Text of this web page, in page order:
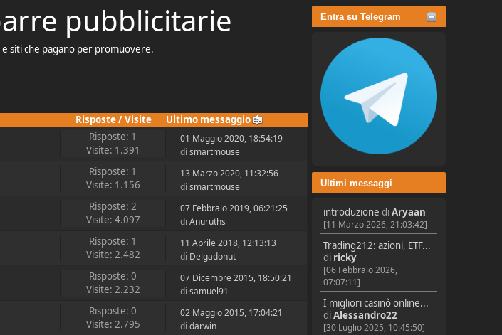
Entra su Telegram
Ultimi messaggi
introduzione diAryaan
[11 Marzo 2026, 21:03:42]
Trading212: azioni, ETF...
di ricky
[06 Febbraio 2026,
07:07:11]
I migliori casinò online...
diAlessandro22
[30 Luglio 2025, 10:45:50]
pubblicitarie
siti che pagano per promuovere.
Risposte/Visite
Ultimo messaggio
Risposte: 1
Visite: 1.391
01 Maggio 2020, 18:54:19
di smartmouse
Risposte: 1
Visite: 1.156
13 Marzo 2020, 11:32:56
di smartmouse
Risposte: 2
Visite: 4.097
07 Febbraio 2019, 06:21:25
di Anuruths
Risposte: 1
Visite: 2.482
11 Aprile 2018, 12:13:13
di Delgadonut
Risposte: 0
Visite: 2.232
07 Dicembre 2015, 18:50:21
di samuel91
Risposte: 0
Visite: 2.795
02 Maggio 2015, 17:04:21
di darwin